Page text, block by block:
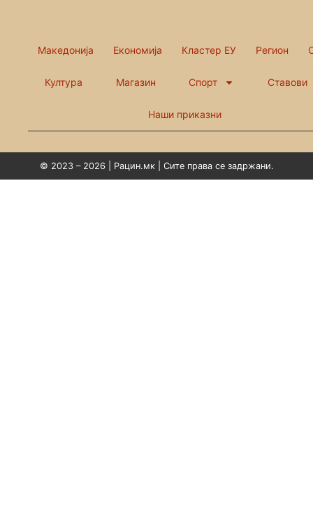
Македонија Економија Кластер ЕУ Регион
Култура Магазин Спорт Ставови
Наши приказни
© 2023 – 2026 | Рацин.мк | Сите права се задржани.